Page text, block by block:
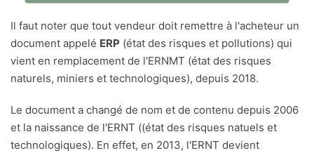
Il faut noter que tout vendeur doit remettre à l'acheteur un
document appelé ERP (état des risques et pollutions) qui
vient en remplacement de l'ERNMT (état des risques
naturels, miniers et technologiques), depuis 2018.
Le document a changé de nom et de contenu depuis 2006
et la naissance de l'ERNT ((état des risques natuels et
technologiques). En effet, en 2013, l'ERNT devient